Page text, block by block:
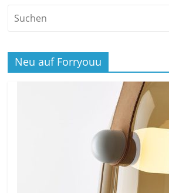
Neu auf Forryouu